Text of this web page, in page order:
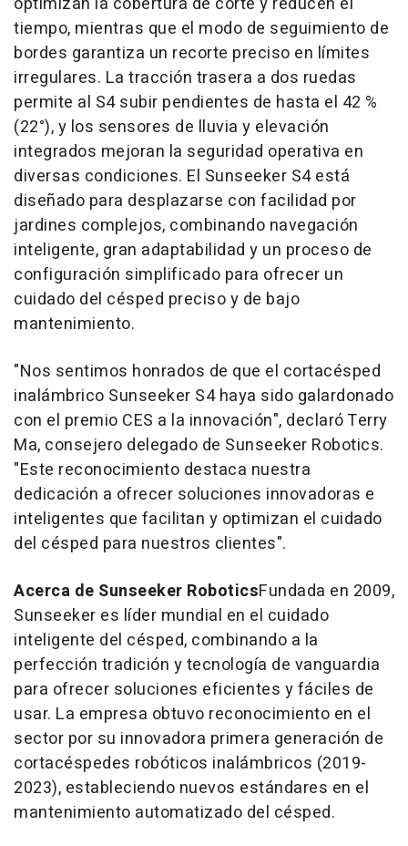
tiempo, mientras que el modo de seguimiento de
bordes garantiza un recorte preciso en límites
irregulares. La tracción trasera a dos ruedas
permite al S4 subir pendientes de hasta el 42 %
(22°), y los sensores de lluvia y elevación
integrados mejoran la seguridad operativa en
diversas condiciones. El Sunseeker S4 está
diseñado para desplazarse con facilidad por
jardines complejos, combinando navegación
inteligente, gran adaptabilidad y un proceso de
configuración simplificado para ofrecer un
cuidado del césped preciso y de bajo
mantenimiento.
"Nos sentimos honrados de que el cortacésped
inalámbrico Sunseeker S4 haya sido galardonado
con el premio CES a la innovación", declaróTerry
Ma, consejero delegado de Sunseeker Robotics.
"Este reconocimiento destaca nuestra
dedicación a ofrecer soluciones innovadoras e
inteligentes que facilitan y optimizan el cuidado
del césped para nuestros clientes".
Acerca de Sunseeker RoboticsFundada en 2009,
Sunseeker es líder mundial en el cuidado
inteligente del césped, combinando a la
perfección tradición y tecnología de vanguardia
para ofrecer soluciones eficientes y fáciles de
usar. La empresa obtuvo reconocimiento en el
sector por su innovadora primera generación de
cortacéspedes robóticos inalámbricos (2019-
2023), estableciendo nuevos estándares en el
mantenimiento automatizado del césped.